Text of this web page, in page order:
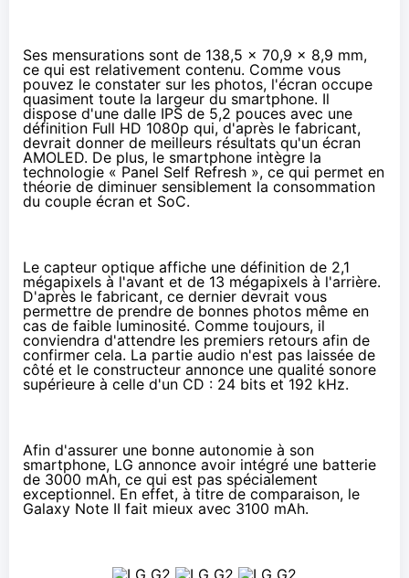
Ses mensurations sont de 138,5 x 70,9 x 8,9 mm,
ce qui est relativement contenu. Comme vous
pouvez le constater sur les photos, l'écran occupe
quasiment toute la largeur du smartphone. Il
dispose d'une dalle IPS de 5,2 pouces avec une
définition Full HD 1080p qui, d'après le fabricant,
devrait donner de meilleurs résultats qu'un écran
AMOLED. De plus, le smartphone intègre la
technologie « Panel Self Refresh », ce qui permet en
théorie de diminuer sensiblement la consommation
du couple écran et SoC.
Le capteur optique affiche une définition de 2,1
mégapixels à l'avant et de 13 mégapixels à l'arrière.
D'après le fabricant, ce dernier devrait vous
permettre de prendre de bonnes photos même en
cas de faible luminosité. Comme toujours, il
conviendra d'attendre les premiers retours afin de
confirmer cela. La partie audio n'est pas laissée de
côté et le constructeur annonce une qualité sonore
supérieure à celle d'un CD : 24 bits et 192 kHz.
Afin d'assurer une bonne autonomie à son
smartphone, LG annonce avoir intégré une batterie
de 3000 mAh, ce qui est pas spécialement
exceptionnel. En effet, à titre de comparaison, le
Galaxy Note II fait mieux avec 3100 mAh.